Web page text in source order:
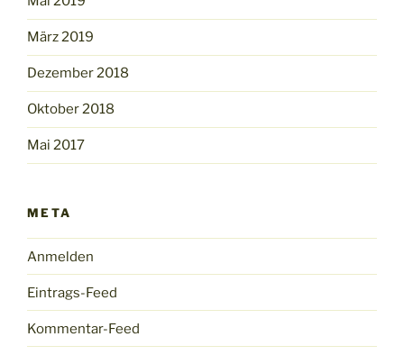
März 2019
Dezember 2018
Oktober 2018
Mai 2017
META
Anmelden
Eintrags-Feed
Kommentar-Feed